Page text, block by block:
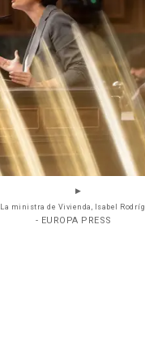
La ministra de Vivienda, Isabel
- EUROPA PRESS